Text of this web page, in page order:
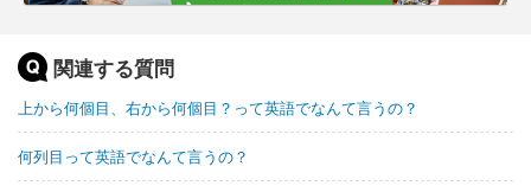
関連する質問
上から何個目、右から何個目？って英語でなんて言うの？
何列目って英語でなんて言うの？